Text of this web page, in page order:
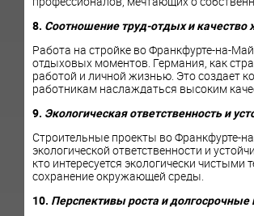
8. Соотношение труд-отдых и качество
Работа на стройке во Франкфурте-на-
отдыховых моментов. Германия, как
работой и личной жизнью. Это создает
работникам наслаждаться высоким
9. Экологическая ответственность и
Строительные проекты во Франкфурте-
экологической ответственности и
кто интересуется экологически
сохранение окружающей среды.
10. Перспективы роста и